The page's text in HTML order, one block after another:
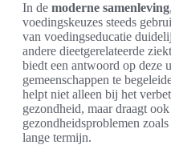
In de moderne samenleving
voedingskeuzes steeds
van voedingseducatie
andere dieetgerelateerde
biedt een antwoord op deze
gemeenschappen te
helpt niet alleen bij het
gezondheid, maar draagt
gezondheidsproblemen
lange termijn.